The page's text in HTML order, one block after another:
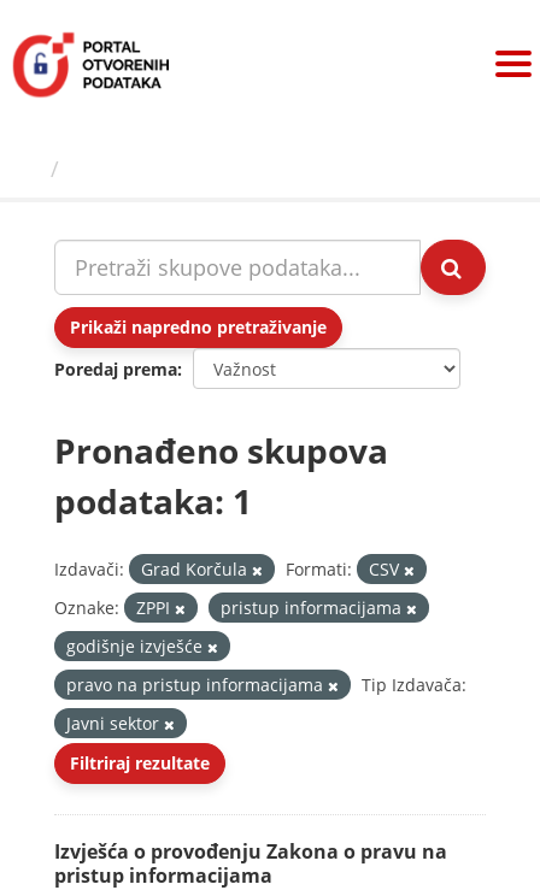
sadržaj
Prikaži napredno pretraživanje
Poredaj prema
Pronađeno skupova
podataka: 1
Izdavači: Grad Korčula Formati:
CSV
Oznake:
ZPPI
pristup informacijama
godišnje izvješće
pravo na pristup informacijama
Tip Izdavača:
Javni sektor
Filtriraj rezultate
Izvješća o provođenju Zakona o pravu na
pristup informacijama